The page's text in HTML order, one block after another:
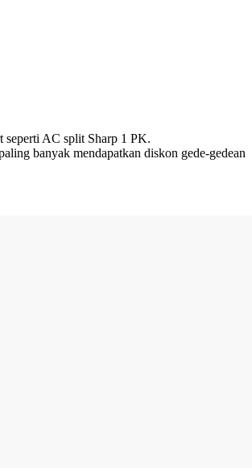
seperti AC split Sharp 1 PK.
banyak mendapatkan diskon gede-gedean